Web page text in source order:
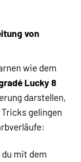
von
wie dem
Lucky 8
darstellen,
gelingen
du mit dem